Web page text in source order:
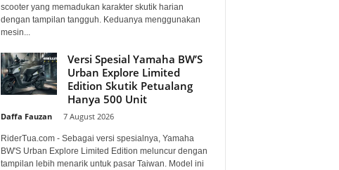
scooter yang memadukan karakter skutik harian
dengan tampilan tangguh. Keduanya menggunakan
mesin...
Versi Spesial Yamaha BW’S
Urban Explore Limited
Edition Skutik Petualang
Hanya 500 Unit
Daffa Fauzan 7 August 2026
RiderTua.com - Sebagai versi spesialnya, Yamaha
BW'S Urban Explore Limited Edition meluncur dengan
tampilan lebih menarik untuk pasar Taiwan. Model ini